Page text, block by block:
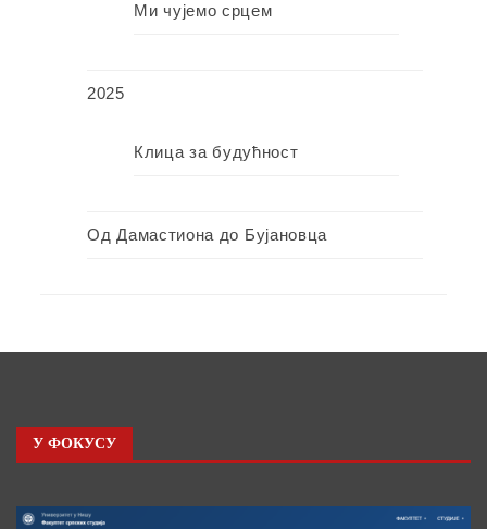
Ми чујемо срцем
2025
Клица за будућност
Од Дамастиона до Бујановца
У ФОКУСУ